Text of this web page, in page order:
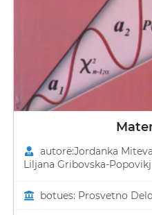
autorë:Јordanka
Liljana Gribovska-
botues: Prosvetno Delo